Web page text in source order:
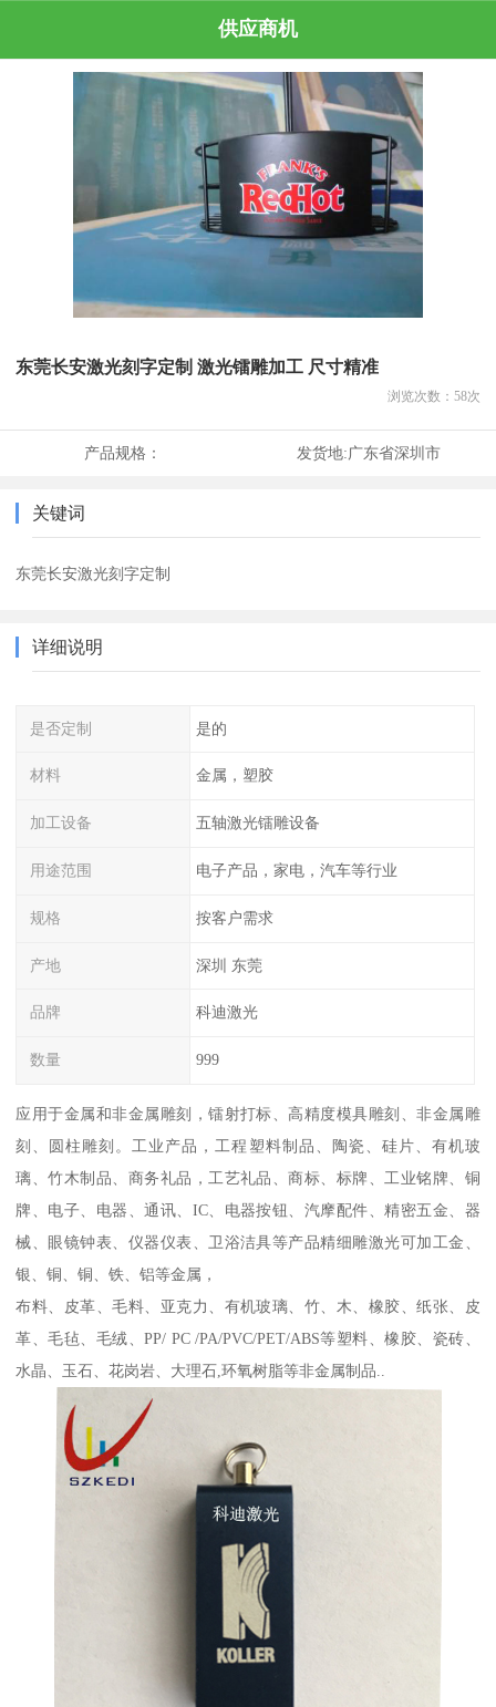
供应商机
东莞长安激光刻字定制 激光镭雕加工 尺寸精准
浏览次数： 58次
产品规格： 发货地:广东省深圳市
关键词
东莞长安激光刻字定制
详细说明
是否定制 是的
材料 金属，塑胶
加工设备 五轴激光镭雕设备
用途范围 电子产品，家电，汽车等行业
规格 按客户需求
产地 深圳 东莞
品牌 科迪激光
数量 999
应用于金属和非金属雕刻，镭射打标、高精度模具雕刻、非金属雕
刻、圆柱雕刻。工业产品，工程塑料制品、陶瓷、硅片、有机玻
璃、竹木制品、商务礼品，工艺礼品、商标、标牌、工业铭牌、铜
牌、电子、电器、通讯、IC、电器按钮、汽摩配件、精密五金、器
械、眼镜钟表、仪器仪表、卫浴洁具等产品精细雕激光可加工金、
银、铜、铜、铁、铝等金属，
布料、皮革、毛料、亚克力、有机玻璃、竹、木、橡胶、纸张、皮
革、毛毡、毛绒、PP/ PC /PA/PVC/PET/ABS等塑料、橡胶、瓷砖、
水晶、玉石、花岗岩、大理石,环氧树脂等非金属制品..